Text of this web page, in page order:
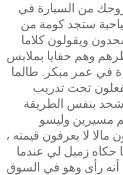
من السيارة في
ستجد كومة من
ويقولون كلاما
وهم حفايا بملابس
في عمر مبكر. طالما
تحت تدريب
بنفس الطريقة
مسيرين وليسو
لا يعرفون قيمته ،
حكاه زميل لي عندما
رأى وهو في السوق